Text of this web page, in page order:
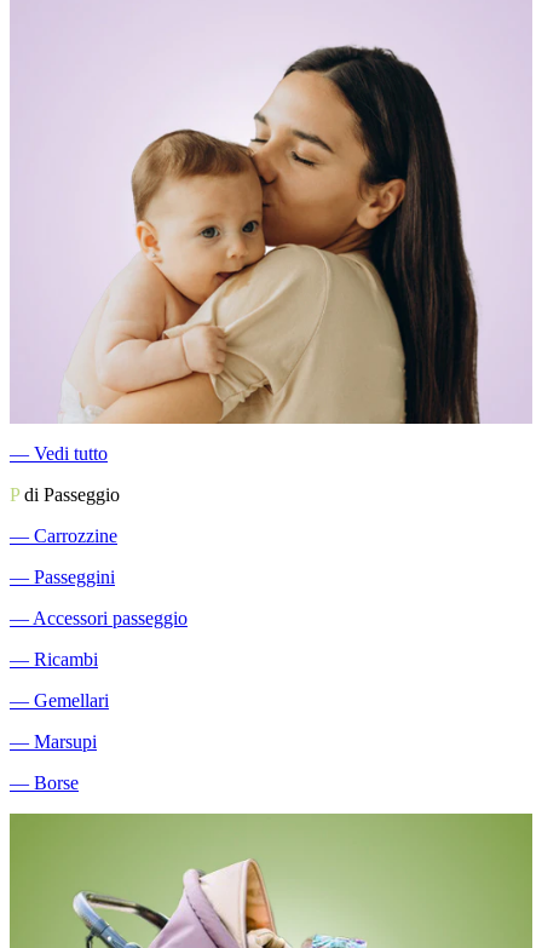
― Vedi tutto
Pdi Passeggio
― Carrozzine
― Passeggini
― Accessori passeggio
― Ricambi
― Gemellari
― Marsupi
― Borse